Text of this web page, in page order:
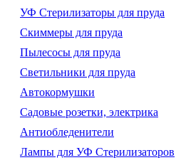
УФ Стерилизаторы для пруда
Скиммеры для пруда
Пылесосы для пруда
Светильники для пруда
Автокормушки
Садовые розетки, электрика
Антиобледенители
Лампы для УФ Стерилизаторов